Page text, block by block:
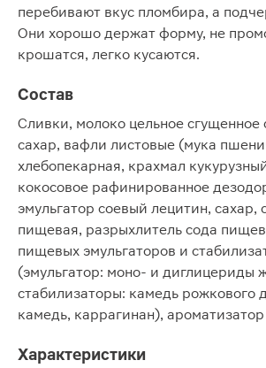
перебивают вкус пломбира, а
Они хорошо держат форму, не
крошатся, легко кусаются.
Состав
Сливки, молоко цельное сгущенное
сахар, вафли листовые (мука
хлебопекарная, крахмал
кокосовое рафинированное
эмульгатор соевый лецитин, сахар,
пищевая, разрыхлитель сода
пищевых эмульгаторов и
(эмульгатор: моно- и диглицериды
стабилизаторы: камедь рожкового
камедь, каррагинан),
Характеристики